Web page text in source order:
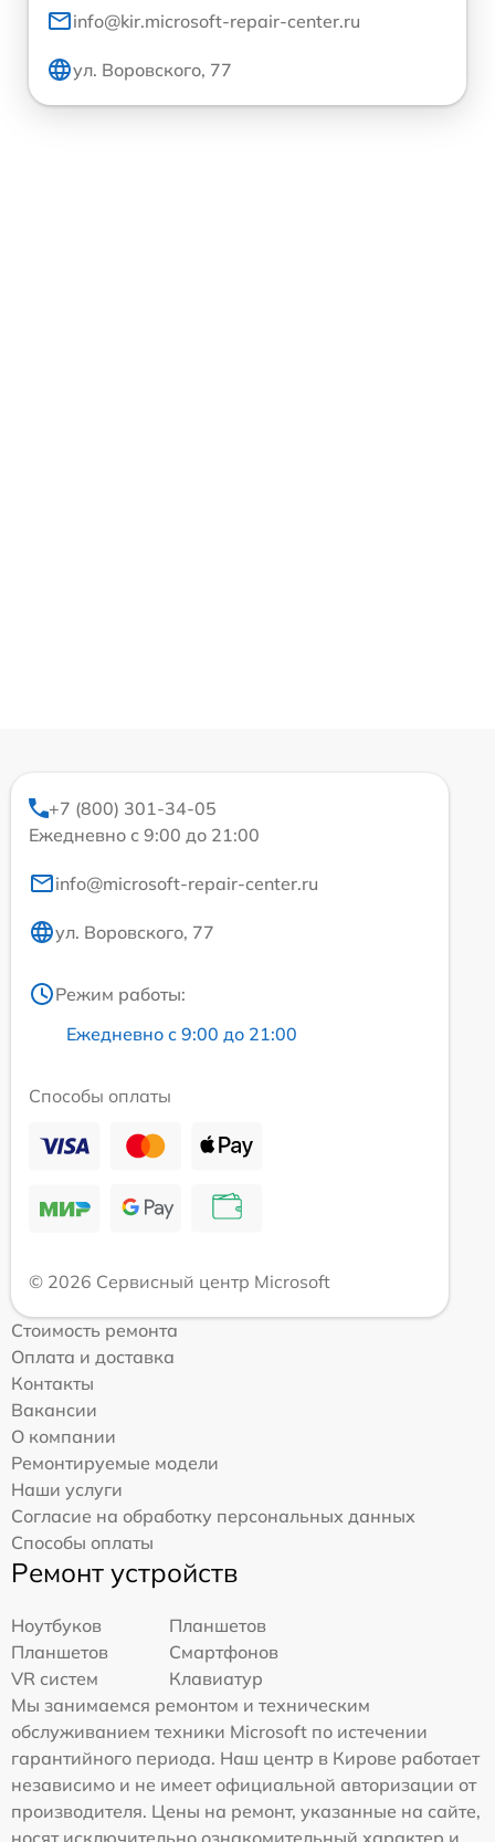
info@kir.microsoft-repair-center.ru
ул. Воровского, 77
+7 (800) 301-34-05
Ежедневно с 9:00 до 21:00
info@microsoft-repair-center.ru
ул. Воровского, 77
Режим работы:
Ежедневно с 9:00 до 21:00
Способы оплаты
© 2026 Сервисный центр Microsoft
Стоимость ремонта
Оплата и доставка
Контакты
Вакансии
О компании
Ремонтируемые модели
Наши услуги
Согласие на обработку персональных данных
Способы оплаты
Ремонт устройств
Ноутбуков
Планшетов
Планшетов
Смартфонов
VR систем
Клавиатур
Мы занимаемся ремонтом и техническим
обслуживанием техники Microsoft по истечении
гарантийного периода. Наш центр в Кирове работает
независимо и не имеет официальной авторизации от
производителя. Цены на ремонт, указанные на сайте,
носят исключительно ознакомительный характер и